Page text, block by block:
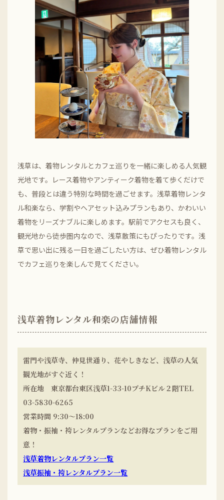
浅草は、着物レンタルとカフェ巡りを一緒に楽しめる人気観
光地です。レース着物やアンティーク着物を着て歩くだけで
も、普段とは違う特別な時間を過ごせます。浅草着物レンタ
ル和楽なら、学割やヘアセット込みプランもあり、かわいい
着物をリーズナブルに楽しめます。駅前でアクセスも良く、
観光地から徒歩圏内なので、浅草散策にもぴったりです。浅
草で思い出に残る一日を過ごしたい方は、ぜひ着物レンタル
でカフェ巡りを楽しんで見てください。
浅草着物レンタル和楽の店舗情報
雷門や浅草寺、仲見世通り、花やしきなど、浅草の人気
観光地がすぐ近く！
所在地 東京都台東区浅草1-33-10プチKビル２階TEL
03-5830-6265
営業時間 9:30〜18:00
着物・振袖・袴レンタルプランなどお得なプランをご用
意！
浅草着物レンタルプラン一覧
浅草振袖・袴レンタルプラン一覧